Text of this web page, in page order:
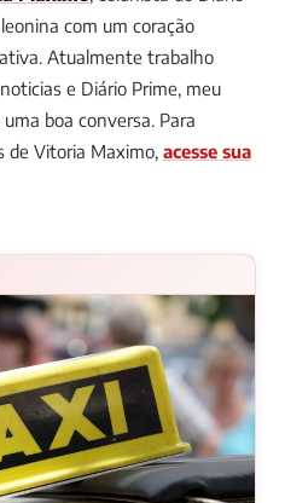
com um coração
Atualmente trabalho
e Diário Prime, meu
boa conversa. Para
de Vitoria Maximo, acesse sua